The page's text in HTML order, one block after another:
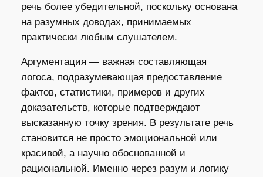
речь более убедительной, поскольку основана
на разумных доводах, принимаемых
практически любым слушателем.
Аргументация — важная составляющая
логоса, подразумевающая предоставление
фактов, статистики, примеров и других
доказательств, которые подтверждают
высказанную точку зрения. В результате речь
становится не просто эмоциональной или
красивой, а научно обоснованной и
рациональной. Именно через разум и логику